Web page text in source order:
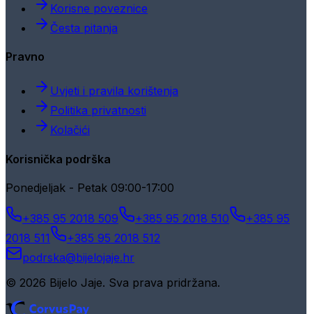
Korisne poveznice
Česta pitanja
Pravno
Uvjeti i pravila korištenja
Politika privatnosti
Kolačići
Korisnička podrška
Ponedjeljak - Petak 09:00-17:00
+385 95 2018 509 +385 95 2018 510
+385 95
2018 511
+385 95 2018 512
podrska@bijelojaje.hr
© 2026 Bijelo Jaje. Sva prava pridržana.